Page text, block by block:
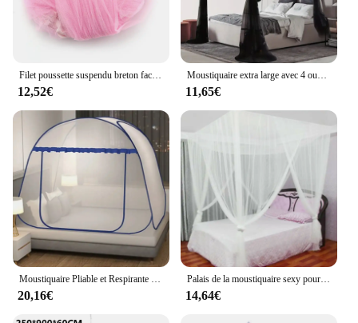
12,52€ 11,65€
20,16€
Palais de la moustiquaire sexy pour la maison, 4 portes, taille King et Queen, taille double, lit simple, prévention des insectes, grâce carrée extérieure, blanc CanNet, modifications
14,64€